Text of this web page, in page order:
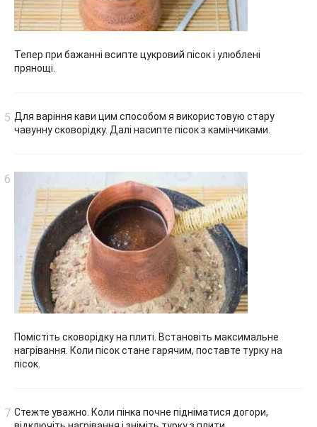
Тепер при бажанні всипте цукровий пісок і улюблені
прянощі.
Для варіння кави цим способом я використовую стару
чавунну сковорідку. Далі насипте пісок з камінчиками.
Помістіть сковорідку на плиті. Встановіть максимальне
нагрівання. Коли пісок стане гарячим, поставте турку на
пісок.
Стежте уважно. Коли пінка почне підніматися догори,